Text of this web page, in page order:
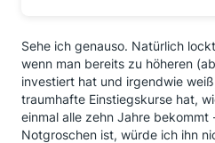
Sehe ich genauso. Natürlich
wenn man bereits zu höheren
investiert hat und irgendwie
traumhafte Einstiegskurse hat,
einmal alle zehn Jahre bekommt
Notgroschen ist, würde ich ihn